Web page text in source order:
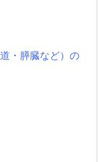
・膵臓など）の